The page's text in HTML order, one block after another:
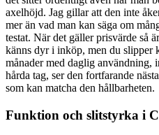
axelhöjd. Jag gillar att den inte
mer än vad man kan säga om
testat. När det gäller prisvärde så
känns dyr i inköp, men du slipper
månader med daglig
hårda tag, ser den fortfarande
som kan matcha den hållbarheten.
Funktion och slitstyrka i